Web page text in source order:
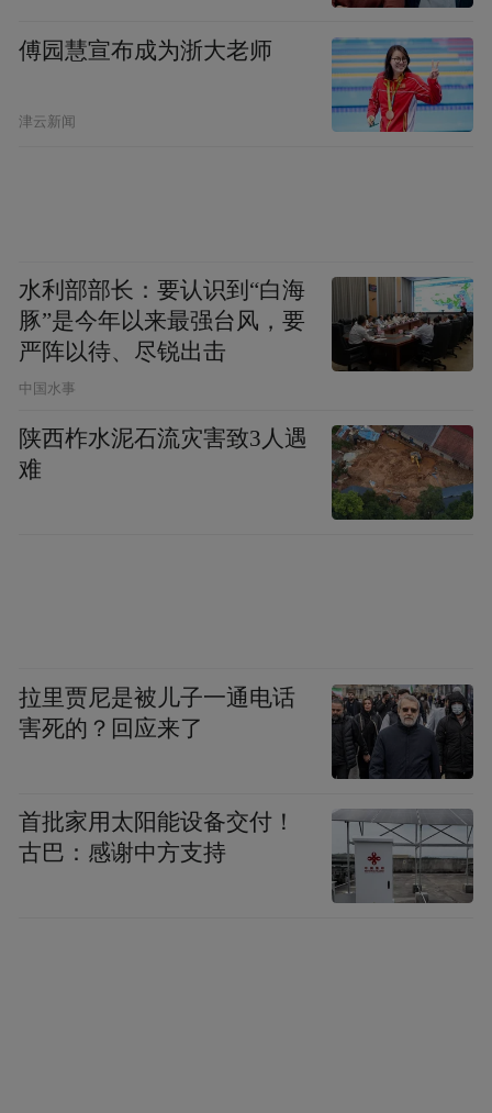
傅园慧宣布成为浙大老师
津云新闻
水利部部长：要认识到“白海
豚”是今年以来最强台风，要
严阵以待、尽锐出击
中国水事
陕西柞水泥石流灾害致3人遇
难
拉里贾尼是被儿子一通电话
害死的？回应来了
首批家用太阳能设备交付！
古巴：感谢中方支持